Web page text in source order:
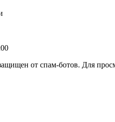
от спам-ботов. Для